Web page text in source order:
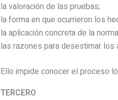
la valoración de las pruebas;
la forma en que ocurrieron los
la aplicación concreta de la
las razones para desestimar los
Ello impide conocer el proceso
TERCERO